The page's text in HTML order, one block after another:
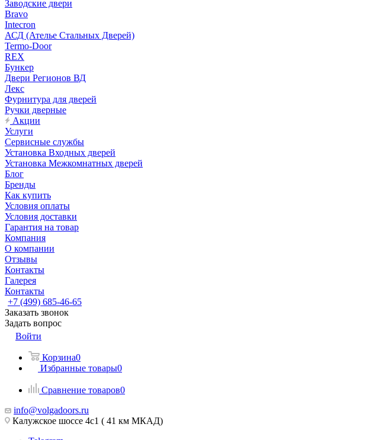
Заводские двери
Bravo
Intecron
АСД (Ателье Стальных Дверей)
Termo-Door
REX
Бункер
Двери Регионов ВД
Лекс
Фурнитура для дверей
Ручки дверные
Акции
Услуги
Сервисные службы
Установка Входных дверей
Установка Межкомнатных дверей
Блог
Бренды
Как купить
Условия оплаты
Условия доставки
Гарантия на товар
Компания
О компании
Отзывы
Контакты
Галерея
Контакты
+7 (499) 685-46-65
Заказать звонок
Задать вопрос
Войти
Корзина0
Избранные товары0
Сравнение товаров0
info@volgadoors.ru
Калужское шоссе 4с1 ( 41 км МКАД)